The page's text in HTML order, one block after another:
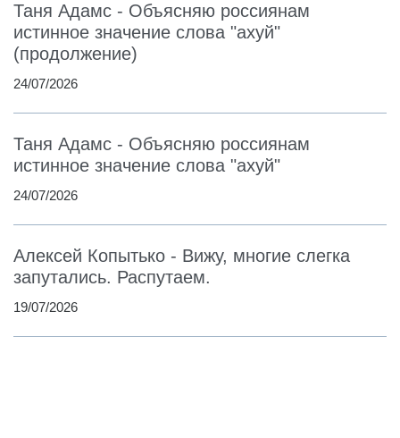
Таня Адамс - Объясняю россиянам
истинное значение слова "ахуй"
(продолжение)
24/07/2026
Таня Адамс - Объясняю россиянам
истинное значение слова "ахуй"
24/07/2026
Алексей Копытько - Вижу, многие слегка
запутались. Распутаем.
19/07/2026